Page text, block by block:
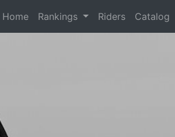
Home(current)
Rankings Riders Catalog